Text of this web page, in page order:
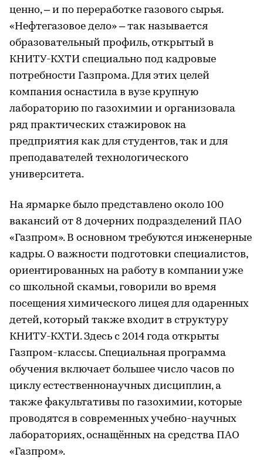
ценно, – и по переработке газового сырья.
«Нефтегазовое дело» – так называется
образовательный профиль, открытый в
КНИТУ-КХТИ специально под кадровые
потребности Газпрома. Для этих целей
компания оснастила в вузе крупную
лабораторию по газохимии и организовала
ряд практических стажировок на
предприятия как для студентов, так и для
преподавателей технологического
университета.
На ярмарке было представлено около 100
вакансий от 8 дочерних подразделений ПАО
«Газпром». В основном требуются инженерные
кадры. О важности подготовки специалистов,
ориентированных на работу в компании уже
со школьной скамьи, говорили во время
посещения химического лицея для одаренных
детей, который также входит в структуру
КНИТУ-КХТИ. Здесь с 2014 года открыты
Газпром-классы. Специальная программа
обучения включает большее число часов по
циклу естественнонаучных дисциплин, а
также факультативы по газохимии, которые
проводятся в современных учебно-научных
лабораториях, оснащённых на средства ПАО
«Газпром».